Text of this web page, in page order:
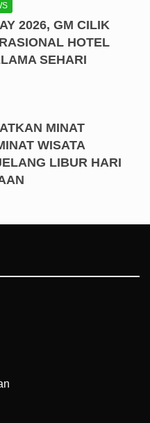
2026, GM CILIK
HOTEL
SEHARI
MINAT
WISATA
LIBUR HARI